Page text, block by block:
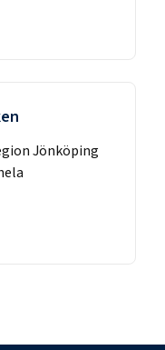
Jönköping